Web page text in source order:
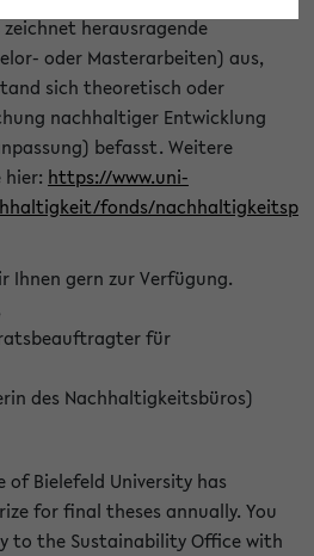
herausragende
oder Masterarbeiten) aus,
sich theoretisch oder
nachhaltiger Entwicklung
befasst. Weitere
https://www.uni-
fonds/nachhaltigkeitsp
Ihnen gern zur Verfügung.
für
des Nachhaltigkeitsbüros)
of Bielefeld University has
for final theses annually. You
to the Sustainability Office with